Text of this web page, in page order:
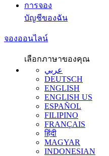
การจอง
บัญชีของฉัน
จองออนไลน์
เลือกภาษาของคุณ
عربي
DEUTSCH
ENGLISH
ENGLISH US
ESPAÑOL
FILIPINO
FRANÇAIS
हिंदी
MAGYAR
INDONESIAN